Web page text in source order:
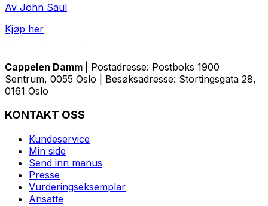
Av John Saul
Kjøp her
Cappelen Damm
| Postadresse: Postboks 1900
Sentrum, 0055 Oslo | Besøksadresse: Stortingsgata 28,
0161 Oslo
KONTAKT OSS
Kundeservice
Min side
Send inn manus
Presse
Vurderingseksemplar
Ansatte